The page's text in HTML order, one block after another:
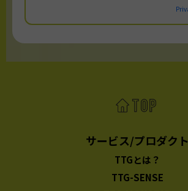
サービス/プロダクト
TTGとは？
TTG-SENSE